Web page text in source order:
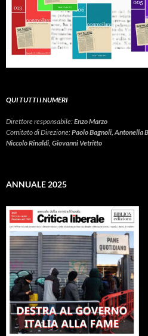
QUI TUTTI I NUMERI
Direttore responsabile:Enzo Marzo
Comitato di Direzione:Paolo Bagnoli, Antonella
Niccolò Rinaldi, Giovanni Vetritto
ANNUALE 2025